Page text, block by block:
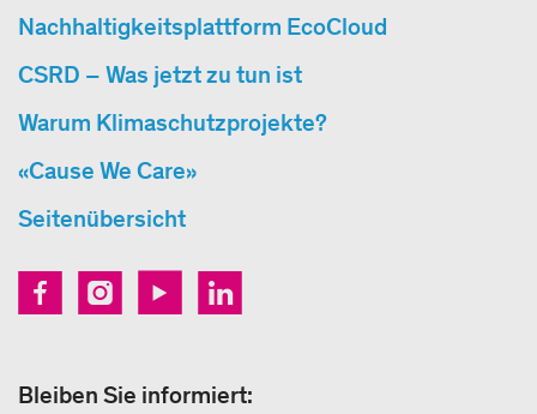
Nachhaltigkeitsplattform EcoCloud
CSRD – Was jetzt zu tun ist
Warum Klimaschutzprojekte?
«Cause We Care»
Seitenübersicht
Bleiben Sie informiert: